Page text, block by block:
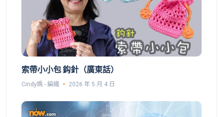
索帶小小包 鈎針（廣東話）
Cindy媽 - 編織 2026 年 5 月 4 日